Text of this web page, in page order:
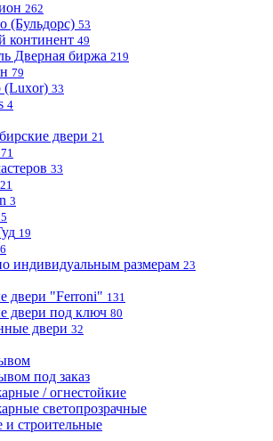
262
(Бульдорс) 53
континент 49
Дверная биржа 219
79
(Luxor) 33
4
двери 21
71
33
21
3
19
индивидуальным размерам 23
двери "Ferroni" 131
двери под ключ 80
двери 32
под заказ
/ огнестойкие
светопрозрачные
и строительные